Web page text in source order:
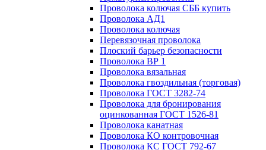
Проволока колючая СББ купить
Проволока АД1
Проволока колючая
Перевязочная проволока
Плоский барьер безопасности
Проволока ВР 1
Проволока вязальная
Проволока гвоздильная (торговая)
Проволока ГОСТ 3282-74
Проволока для бронирования
оцинкованная ГОСТ 1526-81
Проволока канатная
Проволока КО контровочная
Проволока КС ГОСТ 792-67